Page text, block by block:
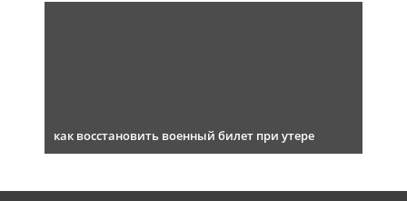
как восстановить военный билет при утере